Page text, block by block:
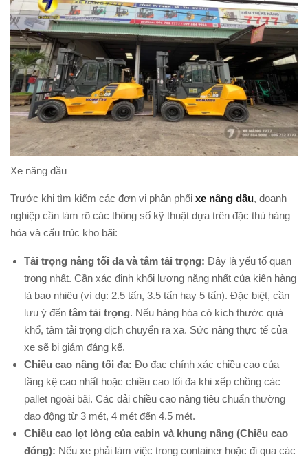
Xe nâng dầu
Trước khi tìm kiếm các đơn vị phân phối xe nâng dầu, doanh
nghiệp cần làm rõ các thông số kỹ thuật dựa trên đặc thù hàng
hóa và cấu trúc kho bãi:
Tải trọng nâng tối đa và tâm tải trọng: Đây là yếu tố quan
trọng nhất. Cần xác định khối lượng nặng nhất của kiện hàng
là bao nhiêu (ví dụ: 2.5 tấn, 3.5 tấn hay 5 tấn). Đặc biệt, cần
lưu ý đến tâm tải trọng. Nếu hàng hóa có kích thước quá
khổ, tâm tải trọng dịch chuyển ra xa. Sức nâng thực tế của
xe sẽ bị giảm đáng kể.
Chiều cao nâng tối đa: Đo đạc chính xác chiều cao của
tầng kệ cao nhất hoặc chiều cao tối đa khi xếp chồng các
pallet ngoài bãi. Các dải chiều cao nâng tiêu chuẩn thường
dao động từ 3 mét, 4 mét đến 4.5 mét.
Chiều cao lọt lòng của cabin và khung nâng (Chiều cao
đóng): Nếu xe phải làm việc trong container hoặc đi qua các